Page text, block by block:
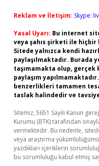
Reklam ve İletişim: Skype:
Yasal Uyarı: Bu internet
veya şahıs şirketi ile hiçbir
Sitede yalnızca kendi
paylaşılmaktadır. Burada
taşımamakta olup, gerçek
paylaşım
benzerlikleri tamamen
taslak halindedir ve
Sitemiz, 5651 Sayılı Kanun
Kurumu (BTK) tarafından
vermektedir. Bu nedenle,
veya araştırma
yazdıkları içeriklerin
bu sorumluluğu kabul etmiş